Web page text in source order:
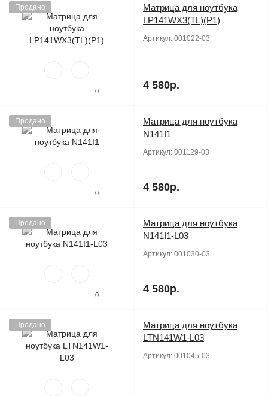
Продано
0
Матрица для ноутбука
LP141WX3(TL)(P1)
Артикул: 001022-03
4 580р.
Продано
0
Матрица для ноутбука
N141I1
Артикул: 001129-03
4 580р.
Продано
0
Матрица для ноутбука
N141I1-L03
Артикул: 001030-03
4 580р.
Продано
Матрица для ноутбука
LTN141W1-L03
Артикул: 001045-03